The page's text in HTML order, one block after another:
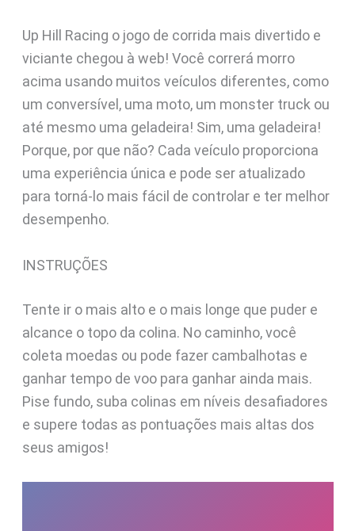
Up Hill Racing o jogo de corrida mais divertido e
viciante chegou à web! Você correrá morro
acima usando muitos veículos diferentes, como
um conversível, uma moto, um monster truck ou
até mesmo uma geladeira! Sim, uma geladeira!
Porque, por que não? Cada veículo proporciona
uma experiência única e pode ser atualizado
para torná-lo mais fácil de controlar e ter melhor
desempenho.
INSTRUÇÕES
Tente ir o mais alto e o mais longe que puder e
alcance o topo da colina. No caminho, você
coleta moedas ou pode fazer cambalhotas e
ganhar tempo de voo para ganhar ainda mais.
Pise fundo, suba colinas em níveis desafiadores
e supere todas as pontuações mais altas dos
seus amigos!